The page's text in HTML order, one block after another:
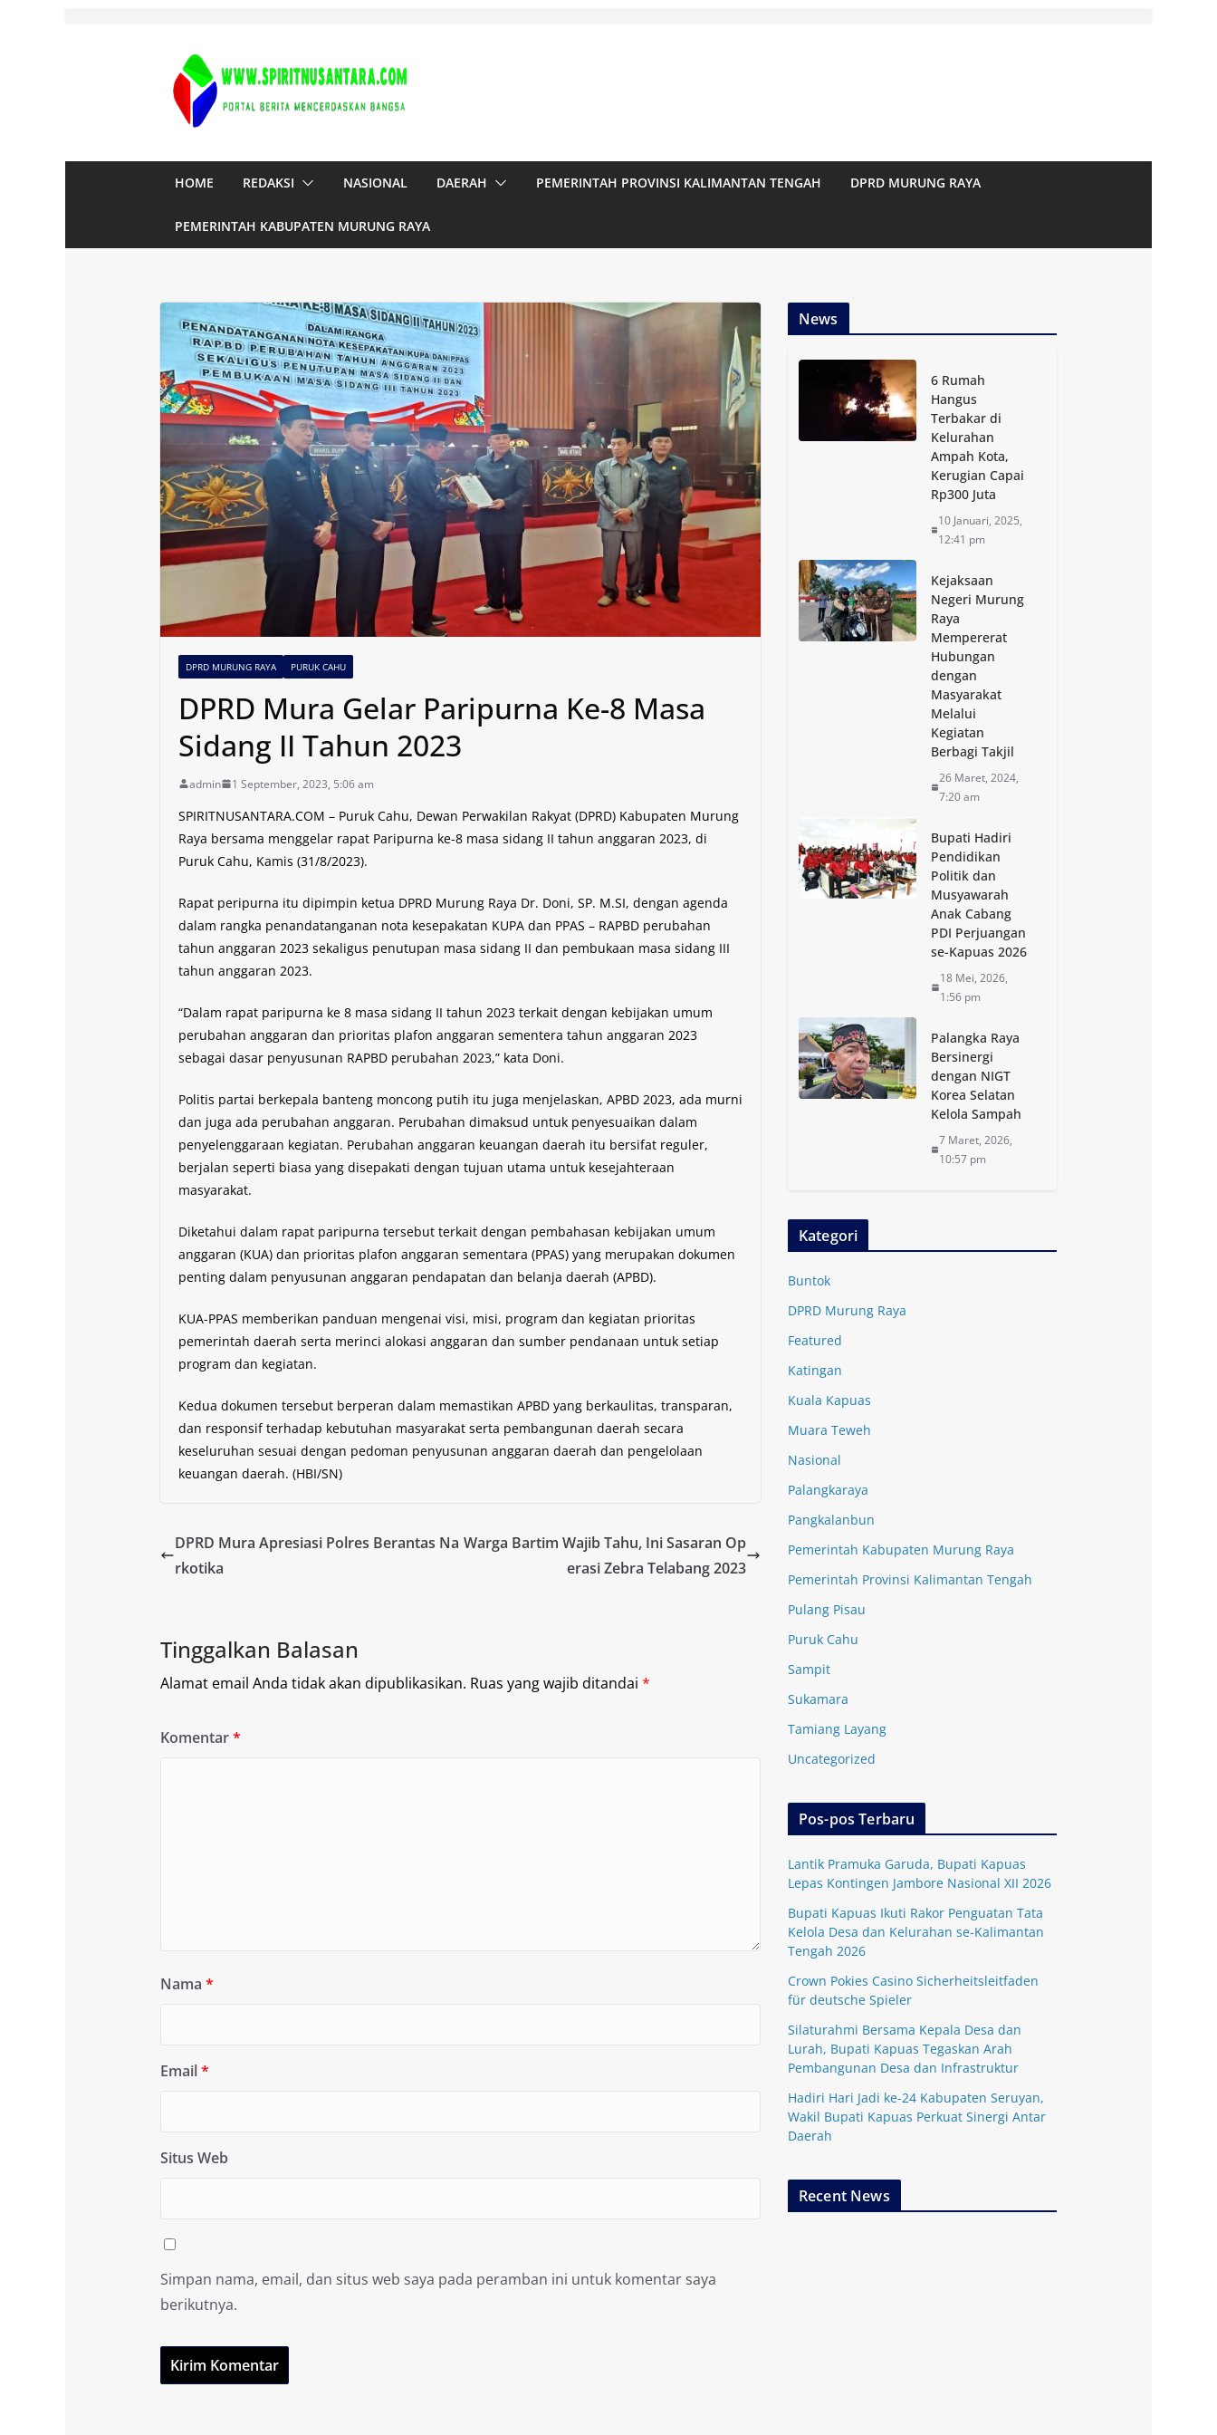
HOME REDAKSI NASIONAL DAERAH PEMERINTAH PROVINSI KALIMANTAN TENGAH DPRD MURUNG RAYA
PEMERINTAH KABUPATEN MURUNG RAYA
DPRD MURUNG RAYA PURUK CAHU
DPRD Mura Gelar Paripurna Ke-8 Masa
Sidang II Tahun 2023
admin 1 September, 2023, 5:06 am
SPIRITNUSANTARA.COM – Puruk Cahu, Dewan Perwakilan Rakyat (DPRD) Kabupaten Murung
Raya bersama menggelar rapat Paripurna ke-8 masa sidang II tahun anggaran 2023, di
Puruk Cahu, Kamis (31/8/2023).
Rapat peripurna itu dipimpin ketua DPRD Murung Raya Dr. Doni, SP. M.SI, dengan agenda
dalam rangka penandatanganan nota kesepakatan KUPA dan PPAS – RAPBD perubahan
tahun anggaran 2023 sekaligus penutupan masa sidang II dan pembukaan masa sidang III
tahun anggaran 2023.
“Dalam rapat paripurna ke 8 masa sidang II tahun 2023 terkait dengan kebijakan umum
perubahan anggaran dan prioritas plafon anggaran sementera tahun anggaran 2023
sebagai dasar penyusunan RAPBD perubahan 2023,” kata Doni.
Politis partai berkepala banteng moncong putih itu juga menjelaskan, APBD 2023, ada murni
dan juga ada perubahan anggaran. Perubahan dimaksud untuk penyesuaikan dalam
penyelenggaraan kegiatan. Perubahan anggaran keuangan daerah itu bersifat reguler,
berjalan seperti biasa yang disepakati dengan tujuan utama untuk kesejahteraan
masyarakat.
Diketahui dalam rapat paripurna tersebut terkait dengan pembahasan kebijakan umum
anggaran (KUA) dan prioritas plafon anggaran sementara (PPAS) yang merupakan dokumen
penting dalam penyusunan anggaran pendapatan dan belanja daerah (APBD).
KUA-PPAS memberikan panduan mengenai visi, misi, program dan kegiatan prioritas
pemerintah daerah serta merinci alokasi anggaran dan sumber pendanaan untuk setiap
program dan kegiatan.
Kedua dokumen tersebut berperan dalam memastikan APBD yang berkaulitas, transparan,
dan responsif terhadap kebutuhan masyarakat serta pembangunan daerah secara
keseluruhan sesuai dengan pedoman penyusunan anggaran daerah dan pengelolaan
keuangan daerah. (HBI/SN)
DPRD Mura Apresiasi Polres Berantas Na
rkotika
Warga Bartim Wajib Tahu, Ini Sasaran Op
erasi Zebra Telabang 2023
Tinggalkan Balasan
Alamat email Anda tidak akan dipublikasikan. Ruas yang wajib ditandai *
Komentar*
Nama *
Email*
Situs Web
Simpan nama, email, dan situs web saya pada peramban ini untuk komentar saya
berikutnya.
News
6 Rumah
Hangus
Terbakar di
Kelurahan
Ampah Kota,
Kerugian Capai
Rp300 Juta
10 Januari, 2025,
12:41 pm
Kejaksaan
Negeri Murung
Raya
Mempererat
Hubungan
dengan
Masyarakat
Melalui
Kegiatan
Berbagi Takjil
26 Maret, 2024,
7:20 am
Bupati Hadiri
Pendidikan
Politik dan
Musyawarah
Anak Cabang
PDI Perjuangan
se-Kapuas 2026
18 Mei, 2026,
1:56 pm
Palangka Raya
Bersinergi
dengan NIGT
Korea Selatan
Kelola Sampah
7 Maret, 2026,
10:57 pm
Kategori
Buntok
DPRD Murung Raya
Featured
Katingan
Kuala Kapuas
Muara Teweh
Nasional
Palangkaraya
Pangkalanbun
Pemerintah Kabupaten Murung Raya
Pemerintah Provinsi Kalimantan Tengah
Pulang Pisau
Puruk Cahu
Sampit
Sukamara
Tamiang Layang
Uncategorized
Pos-pos Terbaru
Lantik Pramuka Garuda, Bupati Kapuas
Lepas Kontingen Jambore Nasional XII 2026
Bupati Kapuas Ikuti Rakor Penguatan Tata
Kelola Desa dan Kelurahan se-Kalimantan
Tengah 2026
Crown Pokies Casino Sicherheitsleitfaden
für deutsche Spieler
Silaturahmi Bersama Kepala Desa dan
Lurah, Bupati Kapuas Tegaskan Arah
Pembangunan Desa dan Infrastruktur
Hadiri Hari Jadi ke-24 Kabupaten Seruyan,
Wakil Bupati Kapuas Perkuat Sinergi Antar
Daerah
Recent News